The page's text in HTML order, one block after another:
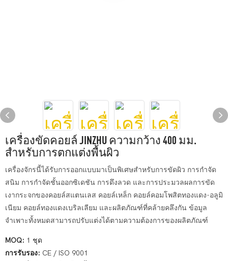
เครื่องขัดคอยล์ JINZHU ความกว้าง 400 มม.
สำหรับการตกแต่งพื้นผิว
เครื่องจักรนี้ได้รับการออกแบบมาเป็นพิเศษสำหรับการขัดผิว การกำจัด
สนิม การกำจัดชั้นออกซิเดชัน การดึงลวด และการประมวลผลการขัด
เงากระจกของคอยล์สแตนเลส คอยล์เหล็ก คอยล์คอมโพสิตทองแดง-อลูมิ
เนียม คอยล์ทองแดงเบริลเลียม และผลิตภัณฑ์ที่คล้ายคลึงกัน ข้อมูล
จำเพาะทั้งหมดสามารถปรับแต่งได้ตามความต้องการของผลิตภัณฑ์
MOQ: 1 ชุด
การรับรอง: CE / ISO 9001